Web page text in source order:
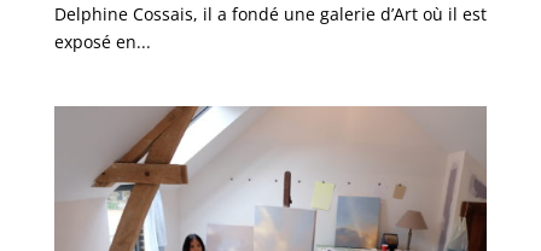
Delphine Cossais, il a fondé une galerie d’Art où il est
exposé en...